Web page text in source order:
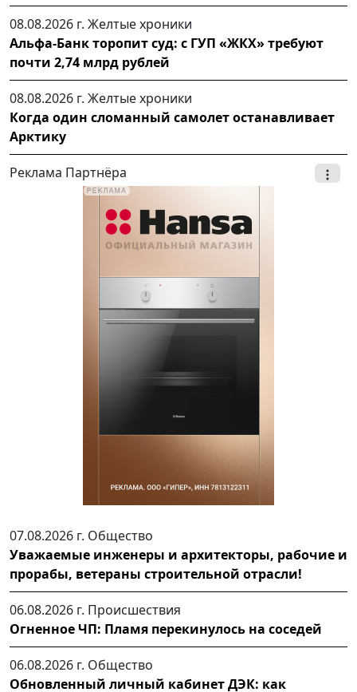
08.08.2026 г. Желтые хроники
Альфа-Банк торопит суд: с ГУП «ЖКХ» требуют
почти 2,74 млрд рублей
08.08.2026 г. Желтые хроники
Когда один сломанный самолет останавливает
Арктику
Реклама Партнёра
07.08.2026 г. Общество
Уважаемые инженеры и архитекторы, рабочие и
прорабы, ветераны строительной отрасли!
06.08.2026 г. Происшествия
Огненное ЧП: Пламя перекинулось на соседей
06.08.2026 г. Общество
Обновленный личный кабинет ДЭК: как